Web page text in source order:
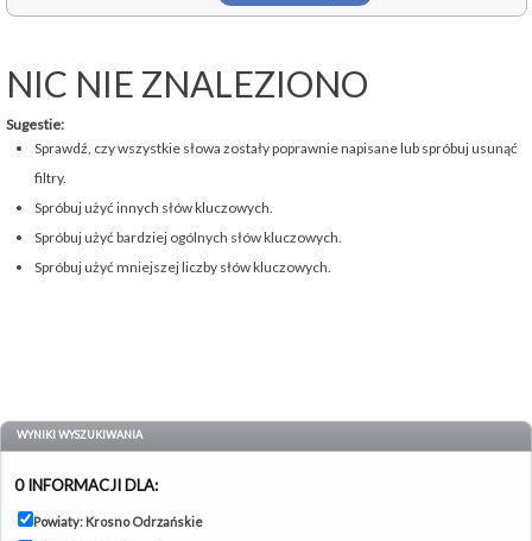
NIC NIE ZNALEZIONO
Sugestie:
Sprawdź, czy wszystkie słowa zostały poprawnie napisane lub spróbuj usunąć
filtry.
Spróbuj użyć innych słów kluczowych.
Spróbuj użyć bardziej ogólnych słów kluczowych.
Spróbuj użyć mniejszej liczby słów kluczowych.
WYNIKI WYSZUKIWANIA
0 INFORMACJI DLA:
Powiaty: Krosno Odrzańskie